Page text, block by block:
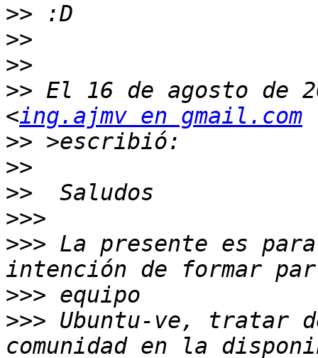
>>
>>
>>
>> El 16 de agosto de
<ing.ajmv en gmail.com
>>
>>
>>
>>>
>>> La presente es
>>>
>>> Ubuntu-ve, tratar